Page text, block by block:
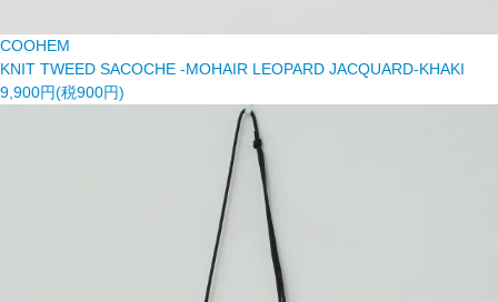
COOHEM
KNIT TWEED SACOCHE -MOHAIR LEOPARD JACQUARD-KHAKI
9,900円(税900円)